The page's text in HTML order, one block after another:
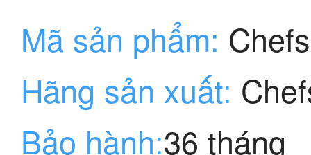
Mã sản phẩm:
Hãng sản xuất:
Bảo hành:36 tháng